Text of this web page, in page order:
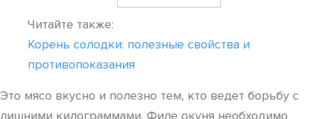
Читайте также:
Корень солодки: полезные свойства и
противопоказания
Это мясо вкусно и полезно тем, кто ведет борьбу с
лишними килограммами. Филе окуня необходимо